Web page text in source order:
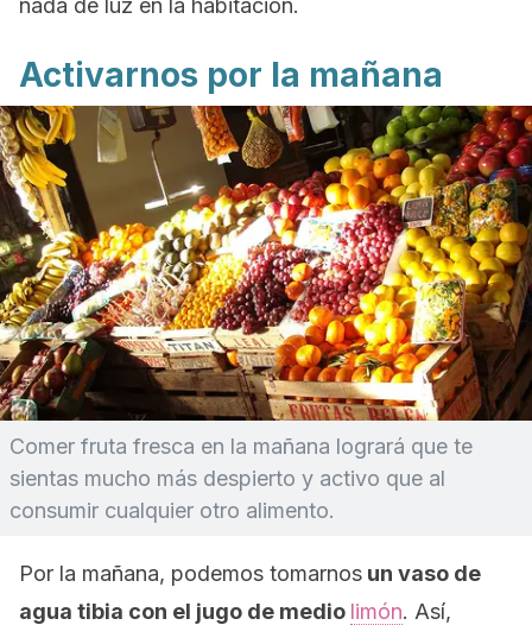
nada de luz en la habitación.
Activarnos por la mañana
Comer fruta fresca en la mañana logrará que te
sientas mucho más despierto y activo que al
consumir cualquier otro alimento.
Por la mañana, podemos tomarnos un vaso de
agua tibia con el jugo de medio limón. Así,